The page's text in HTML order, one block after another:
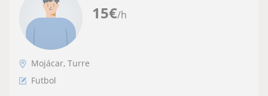
15€/h
Mojácar, Turre
Futbol